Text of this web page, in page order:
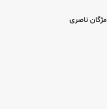
مژگان ناصری